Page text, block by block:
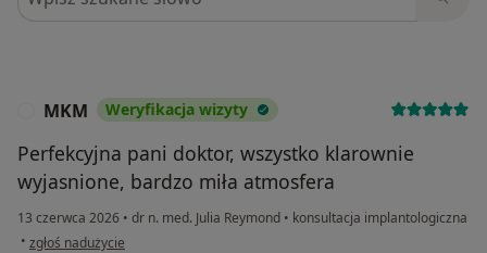
MKM Weryfikacja wizyty
Perfekcyjna pani doktor, wszystko klarownie
wyjasnione, bardzo miła atmosfera
13 czerwca 2026 • dr n. med. Julia Reymond • konsultacja implantologiczna
• w opinii użytkownika MKM
zgłoś nadużycie